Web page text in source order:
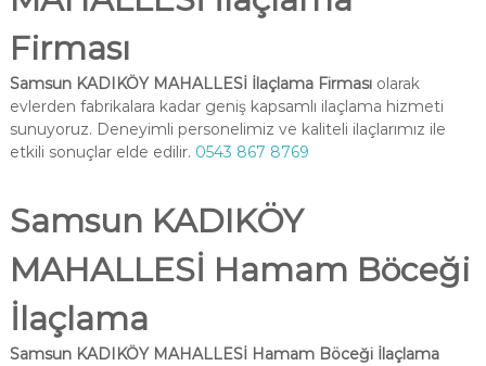
Firması
Samsun KADIKÖY MAHALLESİ İlaçlama Firmasıolarak
evlerden fabrikalara kadar geniş kapsamlı ilaçlama hizmeti
sunuyoruz. Deneyimli personelimiz ve kaliteli ilaçlarımız ile
etkili sonuçlar elde edilir. 0543 867 8769
Samsun KADIKÖY
MAHALLESİ Hamam Böceği
İlaçlama
Samsun KADIKÖY MAHALLESİ Hamam Böceği İlaçlama